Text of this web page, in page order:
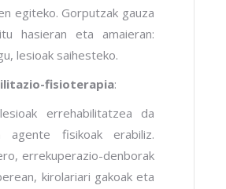
egiteko. Gorputzak gauza
hasieran eta amaieran:
lesioak saihesteko.
fisioterapia:
errehabilitatzea da
agente fisikoak erabiliz.
errekuperazio-denborak
kirolariari gakoak eta